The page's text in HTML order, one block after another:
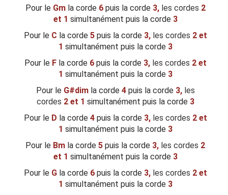
Pour le Gm la corde 6 puis la corde 3, les cordes 2
et 1 simultanément puis la corde 3
Pour le C la corde 5 puis la corde 3,les cordes 2 et
1 simultanément puis la corde 3
Pour le F la corde 6 puis la corde 3,les cordes 2 et
1 simultanément puis la corde 3
Pour le G#dim la corde 4 puis la corde 3, les
cordes 2 et 1 simultanément puis la corde 3
Pour le D la corde 4 puis la corde 3, les cordes 2 et
1 simultanément puis la corde 3
Pour le Bm la corde 5 puis la corde 3, les cordes 2
et 1 simultanément puis la corde 3
Pour le G la corde 6 puis la corde 3,les cordes 2 et
1 simultanément puis la corde 3